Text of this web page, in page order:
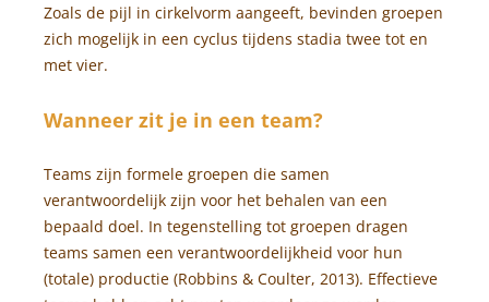
Zoals de pijl in cirkelvorm aangeeft, bevinden groepen
zich mogelijk in een cyclus tijdens stadia twee tot en
met vier.
Wanneer zit je in een team?
Teams zijn formele groepen die samen
verantwoordelijk zijn voor het behalen van een
bepaald doel. In tegenstelling tot groepen dragen
teams samen een verantwoordelijkheid voor hun
(totale) productie (Robbins & Coulter, 2013). Effectieve